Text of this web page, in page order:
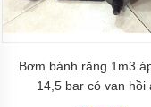
Bơm
hóa
24v
Bơm bánh răng 1m3
14,5 bar có van hồi